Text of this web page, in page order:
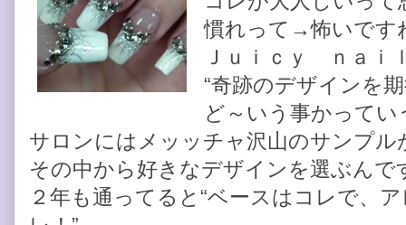
慣れって→怖いです
Ｊｕｉｃｙ ｎａｉ
“奇跡のデザインを
ど～いう事かってい
サロンにはメッッチャ沢山のサンプル
その中から好きなデザインを選ぶんで
２年も通ってると“ベースはコレで、